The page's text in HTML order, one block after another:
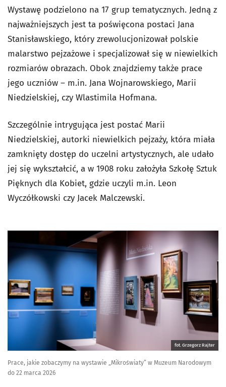
Wystawę podzielono na 17 grup tematycznych. Jedną z
najważniejszych jest ta poświęcona postaci Jana
Stanisławskiego, który zrewolucjonizował polskie
malarstwo pejzażowe i specjalizował się w niewielkich
rozmiarów obrazach. Obok znajdziemy także prace
jego uczniów – m.in. Jana Wojnarowskiego, Marii
Niedzielskiej, czy Wlastimila Hofmana.
Szczególnie intrygująca jest postać Marii
Niedzielskiej, autorki niewielkich pejzaży, która miała
zamknięty dostęp do uczelni artystycznych, ale udało
jej się wykształcić, a w 1908 roku założyła Szkołę Sztuk
Pięknych dla Kobiet, gdzie uczyli m.in. Leon
Wyczółkowski czy Jacek Malczewski.
fot. Grzegorz Rajter
Prace, jakie zobaczymy na wystawie „Mikroświaty” w Muzeum Narodowym
do 22 marca 2026